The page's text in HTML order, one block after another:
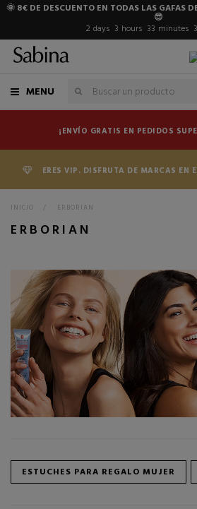
🌞 8€ DE DESCUENTO EN TODAS LAS GAFAS
😎
2 days 3 hours 33 minutes
MENU
¡ENVÍO GRATIS EN PEDIDOS
ERES VIP. DISFRUTA DE MARCAS EN
INICIO > ERBORIAN
ERBORIAN
ESTUCHES PARA REGALO MUJER